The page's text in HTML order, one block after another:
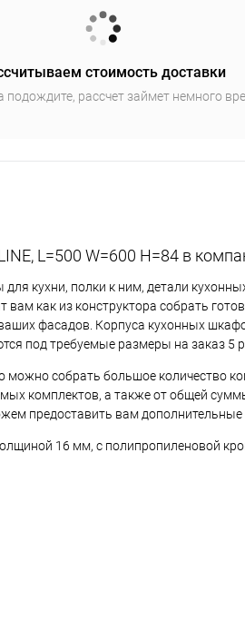
стоимость доставки
подождите, рассчет займет немного
L=500 W=600 H=84 в
кухни, полки к ним, детали
как из конструктора собрать
фасадов. Корпуса кухонных
под требуемые размеры на заказ 5
можно собрать большое количество
комплектов, а также от общей
предоставить вам дополнительные
16 мм, с полипропиленовой